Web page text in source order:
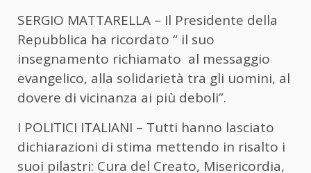
SERGIO MATTARELLA – Il Presidente della
Repubblica ha ricordato “ il suo
insegnamento richiamato al messaggio
evangelico, alla solidarietà tra gli uomini, al
dovere di vicinanza ai più deboli”.
I POLITICI ITALIANI – Tutti hanno lasciato
dichiarazioni di stima mettendo in risalto i
suoi pilastri: Cura del Creato, Misericordia,